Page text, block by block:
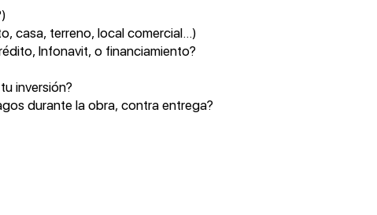
casa, terreno, local comercial…)
Infonavit, o financiamiento?
inversión?
durante la obra, contra entrega?